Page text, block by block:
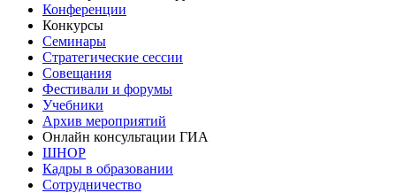
Конференции
Конкурсы
Семинары
Стратегические сессии
Совещания
Фестивали и форумы
Учебники
Архив мероприятий
Онлайн консультации ГИА
ШНОР
Кадры в образовании
Сотрудничество